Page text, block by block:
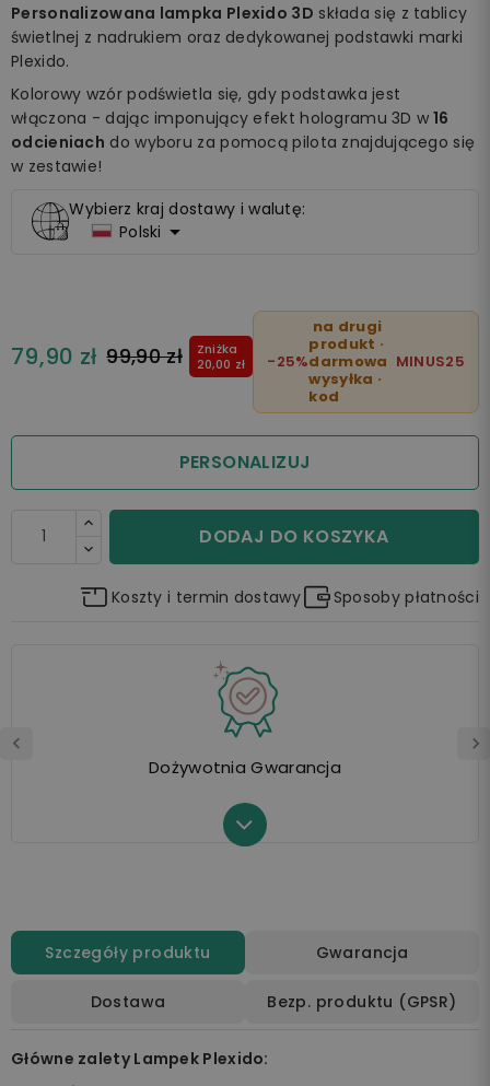
Personalizowana lampka Plexido 3D składa się z tablicy
świetlnej z nadrukiem oraz dedykowanej podstawki marki
Plexido.
Kolorowy wzór podświetla się, gdy podstawka jest
włączona - dając imponujący efekt hologramu 3D w 16
odcieniach do wyboru za pomocą pilota znajdującego się
w zestawie!
Wybierz kraj dostawy i walutę:
Polski 
79,90 zł 99,90 zł
Zniżka
20,00 zł
-25%
na drugi
produkt ·
darmowa
wysyłka ·
kod
MINUS25
PERSONALIZUJ
DODAJ DO KOSZYKA
Koszty i termin dostawy Sposoby płatności
Dożywotnia Gwarancja
Szczegóły produktu Gwarancja
Dostawa Bezp. produktu (GPSR)
Główne zalety Lampek Plexido: